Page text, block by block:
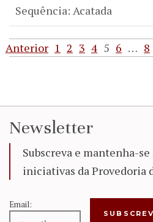
Sequência: Acatada
Anterior 1 2 3 4 5 6 … 8
Newsletter
Subscreva e mantenha-
iniciativas da Provedoria
Email: